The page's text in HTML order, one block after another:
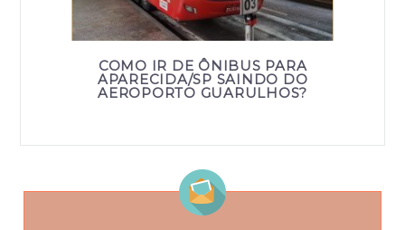
COMO IR DE ÔNIBUS PARA
APARECIDA/SP SAINDO DO
AEROPORTO GUARULHOS?